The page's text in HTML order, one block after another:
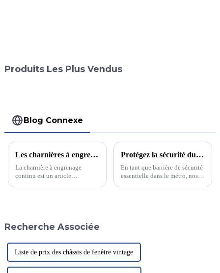
Produits Les Plus Vendus
Blog Connexe
Les charnières à engrenage continu d'une quantité de 800 ont toutes été emballées et attendent la livraison.
La charnière à engrenage
continu est un article
entre deux objets.
Protégez la sécurité du métro et montrez les avantages des profilés en aluminium !
En tant que barrière de sécurité
essentielle dans le métro, nos
Recherche Associée
Liste de prix des châssis de fenêtre vintage